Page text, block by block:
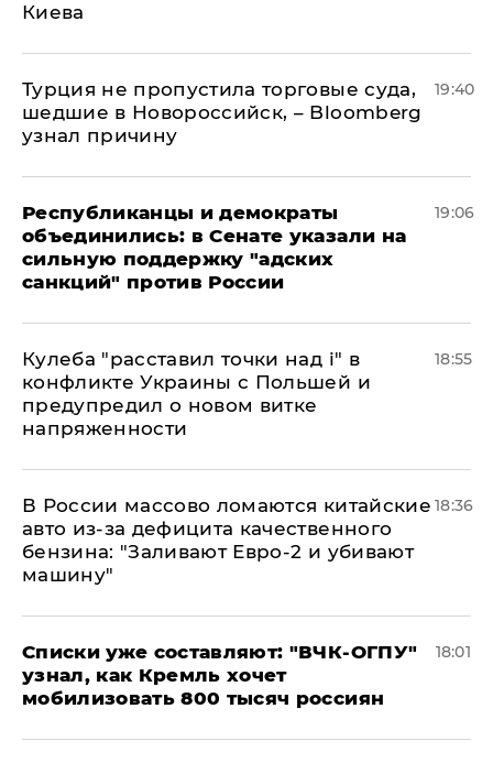
Киева
Турция не пропустила торговые суда,
шедшие в Новороссийск, – Bloomberg
узнал причину
19:40
Республиканцы и демократы
объединились: в Сенате указали на
сильную поддержку "адских
санкций" против России
19:06
Кулеба "расставил точки над і" в
конфликте Украины с Польшей и
предупредил о новом витке
напряженности
18:55
В России массово ломаются китайские
авто из-за дефицита качественного
бензина: "Заливают Евро-2 и убивают
машину"
18:36
Списки уже составляют: "ВЧК-ОГПУ"
узнал, как Кремль хочет
мобилизовать 800 тысяч россиян
18:01